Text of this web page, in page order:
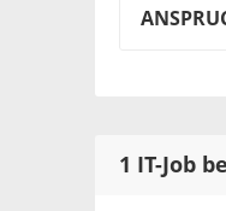
1 IT-Job